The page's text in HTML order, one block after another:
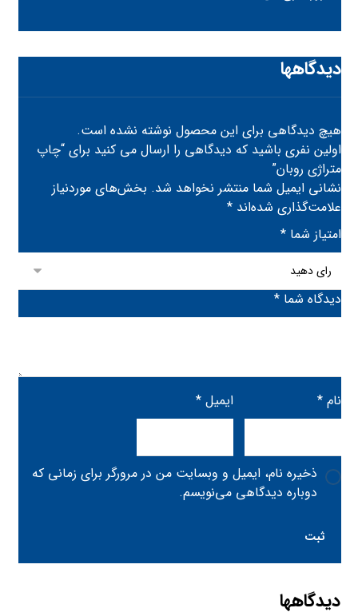
دیدگاهها
هیچ دیدگاهی برای این محصول نوشته نشده است.
اولین نفری باشید که دیدگاهی را ارسال می کنید برای “چاپ
متراژی روبان”
نشانی ایمیل شما منتشر نخواهد شد. بخش‌های موردنیاز
علامت‌گذاری شده‌اند*
امتیاز شما*
دیدگاه شما*
نام* ایمیل *
ذخیره نام، ایمیل و وبسایت من در مرورگر برای زمانی که
دوباره دیدگاهی می‌نویسم.
دیدگاهها